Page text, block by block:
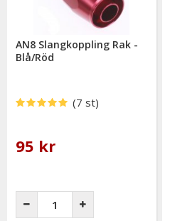
AN8 Slangkoppling Rak -
Blå/Röd
(7 st)
95 kr